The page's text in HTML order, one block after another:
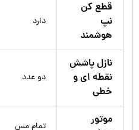
قطع کن
نپ
هوشمند
دارد
نازل پاشش
نقطه ای و
خطی
دو عدد
موتور
تمام مس